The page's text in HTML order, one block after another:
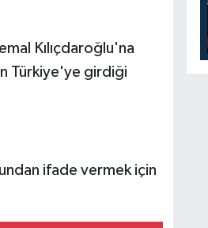
Kılıçdaroğlu'na
Türkiye'ye girdiği
ifade vermek için